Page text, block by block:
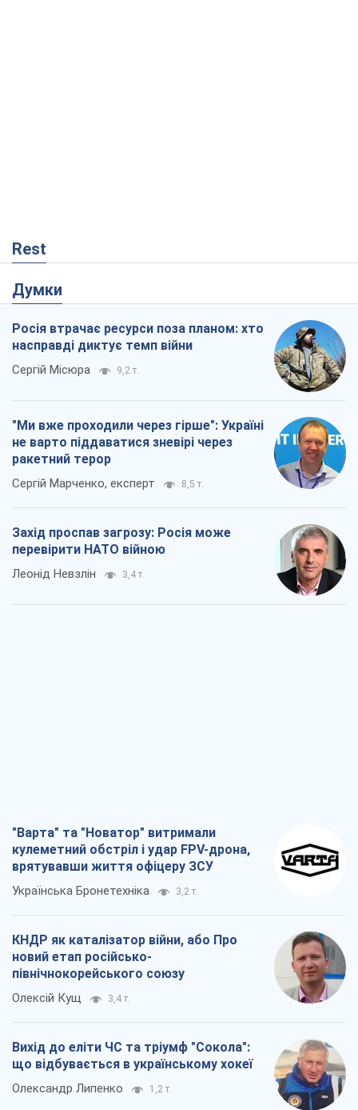
Rest
Думки
Росія втрачає ресурси поза планом: хто
насправді диктує темп війни
Сергій Місюра 9,2 т.
"Ми вже проходили через гірше": Україні
не варто піддаватися зневірі через
ракетний терор
Сергій Марченко, експерт 8,5 т.
Захід проспав загрозу: Росія може
перевірити НАТО війною
Леонід Невзлін 3,4 т.
"Варта" та "Новатор" витримали
кулеметний обстріл і удар FPV-дрона,
врятувавши життя офіцеру ЗСУ
Українська Бронетехніка 3,2 т.
КНДР як каталізатор війни, або Про
новий етап російсько-
північнокорейського союзу
Олексій Кущ 3,4 т.
Вихід до еліти ЧС та тріумф "Сокола":
що відбувається в українському хокеї
Олександр Липенко 1,2 т.